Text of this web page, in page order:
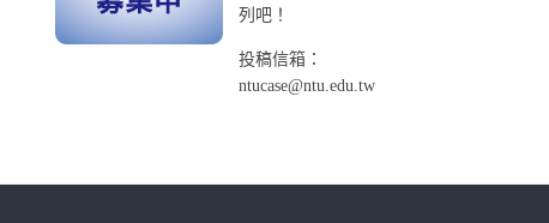
列吧！
投稿信箱：
ntucase@ntu.edu.tw